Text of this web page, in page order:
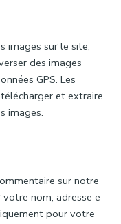
images sur le site,
des images
GPS. Les
et extraire
images.
sur notre
votre nom, adresse e-
pour votre